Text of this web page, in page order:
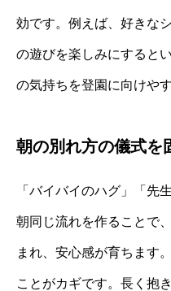
効です。例えば、好きな
の遊びを楽しみにすると
の気持ちを登園に向けや
朝の別れ方の儀式を
「バイバイのハグ」「先
朝同じ流れを作ることで
まれ、安心感が育ちます
ことがカギです。長く抱